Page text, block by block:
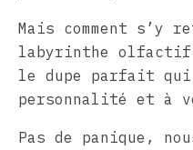
Mais comment s’y
labyrinthe olfactif
le dupe parfait qui
personnalité et à
Pas de panique,